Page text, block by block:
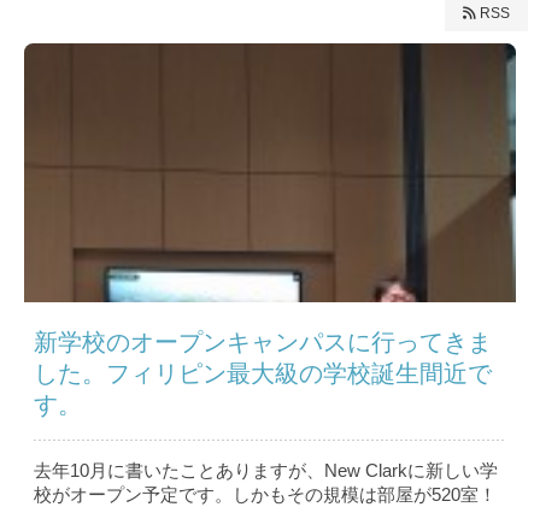
RSS
新学校のオープンキャンパスに行ってきま
した。フィリピン最大級の学校誕生間近で
す。
去年10月に書いたことありますが、New Clarkに新しい学
校がオープン予定です。しかもその規模は部屋が520室！